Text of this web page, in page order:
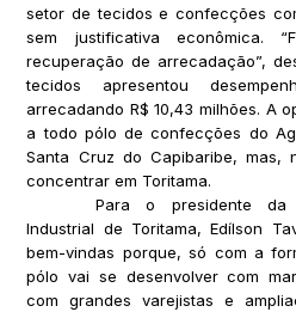
setor de tecidos e confecções
sem justificativa econômica.
recuperação de arrecadação”,
tecidos apresentou
arrecadando R$ 10,43 milhões. A
a todo pólo de confecções do
Santa Cruz do Capibaribe, mas,
concentrar em Toritama.
Para o presidente da
Industrial de Toritama, Edílson
bem-vindas porque, só com a
pólo vai se desenvolver com
com grandes varejistas e